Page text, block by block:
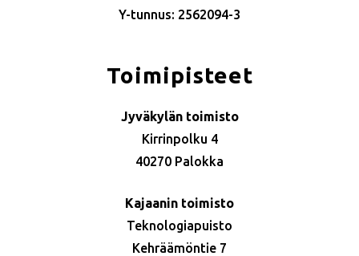
Y-tunnus: 2562094-3
Toimipisteet
Jyväkylän toimisto
Kirrinpolku 4
40270 Palokka
Kajaanin toimisto
Teknologiapuisto
Kehräämöntie 7